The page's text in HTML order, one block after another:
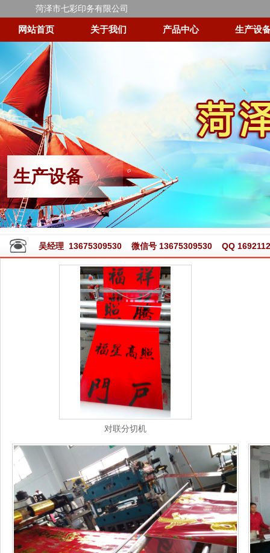
菏泽市七彩印务有限公司
网站首页 关于我们 产品中心 生产设
生产设备
吴经理 13675309530 微信号 13675309530 QQ
对联分切机